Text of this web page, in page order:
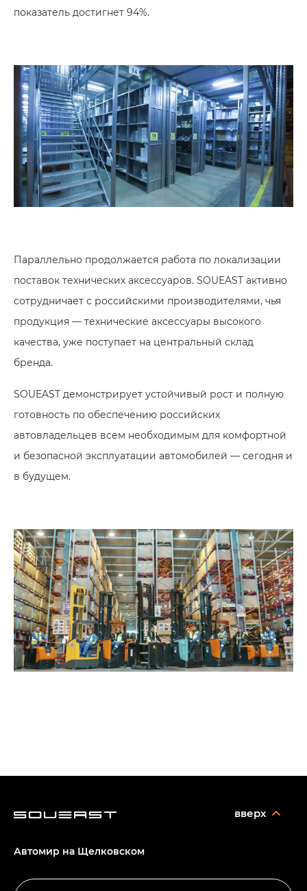
показатель достигнет 94%.
Параллельно продолжается работа по локализации
поставок технических аксессуаров. SOUEAST активно
сотрудничает с российскими производителями, чья
продукция — технические аксессуары высокого
качества, уже поступает на центральный склад
бренда.
SOUEAST демонстрирует устойчивый рост и полную
готовность по обеспечению российских
автовладельцев всем необходимым для комфортной
и безопасной эксплуатации автомобилей — сегодня и
в будущем.
вверх
Автомир на Щелковском